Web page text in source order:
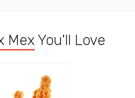
Mex You'll Love